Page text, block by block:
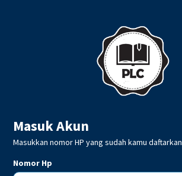
Masuk Akun
Masukkan nomor HP yang sudah kamu daftarkan
Nomor Hp